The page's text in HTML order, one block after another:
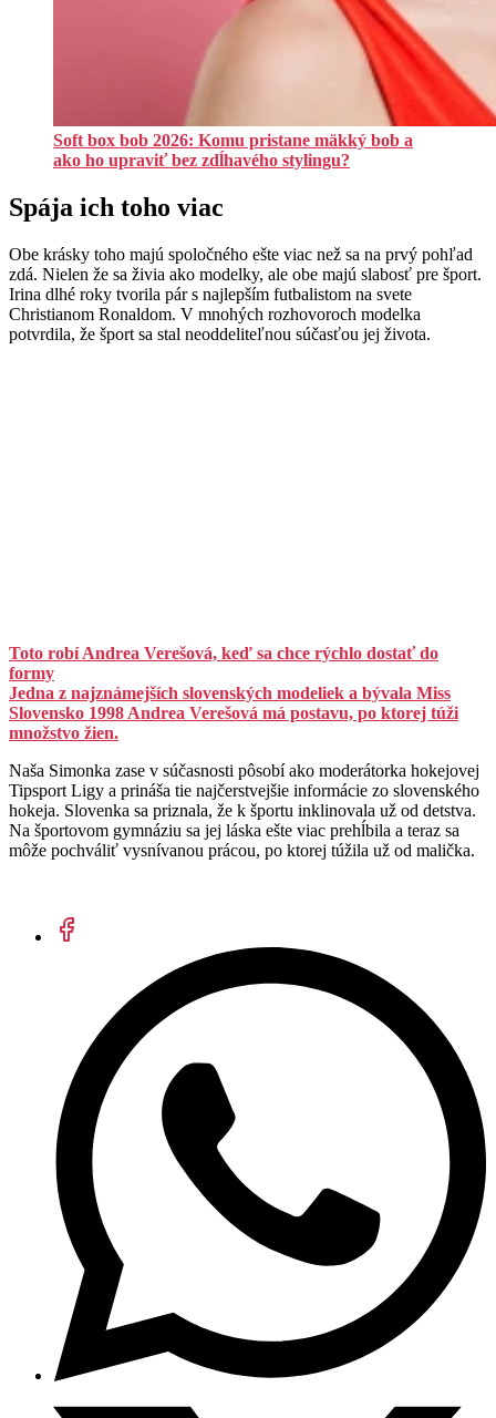
Soft box bob 2026: Komu pristane mäkký bob a
ako ho upraviť bez zdĺhavého stylingu?
Spája ich toho viac
Obe krásky toho majú spoločného ešte viac než sa na prvý pohľad
zdá. Nielen že sa živia ako modelky, ale obe majú slabosť pre šport.
Irina dlhé roky tvorila pár s najlepším futbalistom na svete
Christianom Ronaldom. V mnohých rozhovoroch modelka
potvrdila, že šport sa stal neoddeliteľnou súčasťou jej života.
Toto robí Andrea Verešová, keď sa chce rýchlo dostať do
formy
Jedna z najznámejších slovenských modeliek a bývala Miss
Slovensko 1998 Andrea Verešová má postavu, po ktorej túži
množstvo žien.
Naša Simonka zase v súčasnosti pôsobí ako moderátorka hokejovej
Tipsport Ligy a prináša tie najčerstvejšie informácie zo slovenského
hokeja. Slovenka sa priznala, že k športu inklinovala už od detstva.
Na športovom gymnáziu sa jej láska ešte viac prehĺbila a teraz sa
môže pochváliť vysnívanou prácou, po ktorej túžila už od malička.